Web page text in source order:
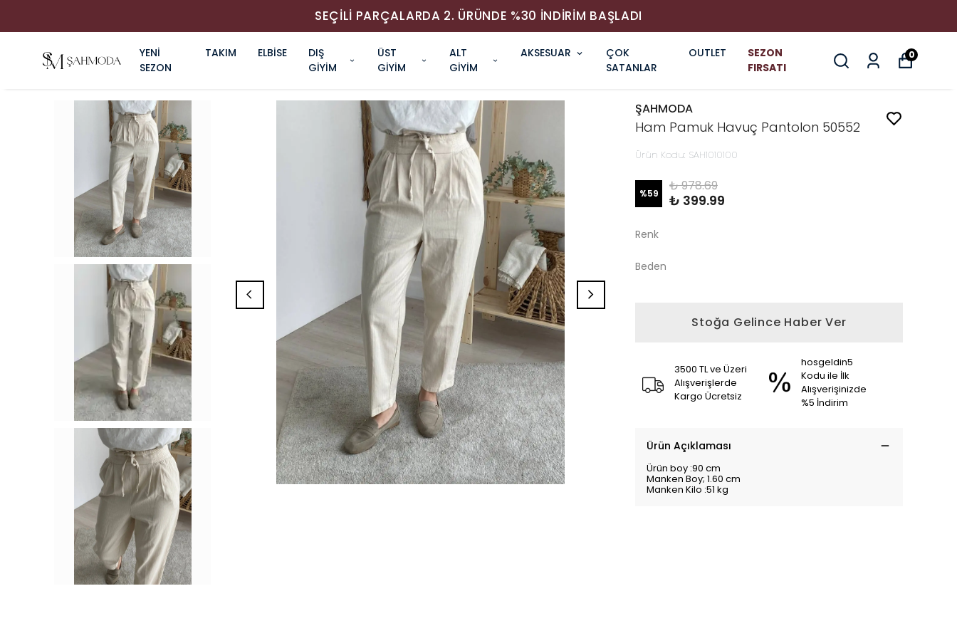
SEÇİLİ PARÇALARDA 2. ÜRÜNDE %30 İNDİRİM BAŞLADI
YENİ
SEZON
TAKIM ELBİSE
DIŞ
GİYİM
ÜST
GİYİM
ALT
GİYİM
AKSESUAR
ÇOK
SATANLAR
OUTLET
SEZON
FIRSATI
0
ŞAHMODA
Ham Pamuk Havuç Pantolon 50552
Ürün Kodu: SAH1010100
%59 ₺ 978.69
₺ 399.99
Renk
Beden
Stoğa Gelince Haber Ver
3500 TL ve Üzeri
Alışverişlerde
Kargo Ücretsiz
hosgeldin5
Kodu ile İlk
Alışverişinizde
%5 İndirim
Ürün Açıklaması
Ürün boy :90 cm
Manken Boy; 1.60 cm
Manken Kilo :51 kg